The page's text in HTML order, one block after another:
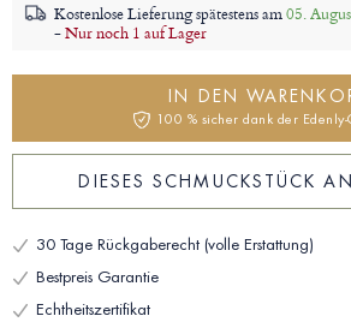
Kostenlose Lieferung spätestens am05.
-Nur noch 1 auf Lager
IN DEN
100 % sicher dank der
DIESES SCHMUCKSTÜCK
30 Tage Rückgaberecht (volle Erstattung)
Bestpreis Garantie
Echtheitszertifikat